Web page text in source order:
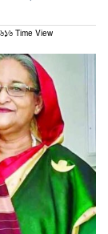
Time View